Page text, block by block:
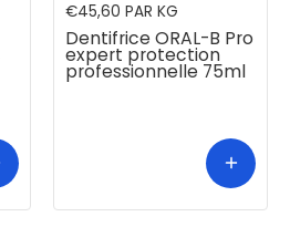
Dentifrice ORAL-B Pro
expert protection
professionnelle 75ml
€45,60 PAR KG